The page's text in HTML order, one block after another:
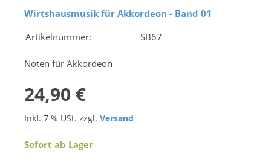
Wirtshausmusik für Akkordeon - Band 01
Artikelnummer:
SB67
Noten für Akkordeon
24,90 €
Inkl. 7 % USt. zzgl. Versand
Sofort ab Lager